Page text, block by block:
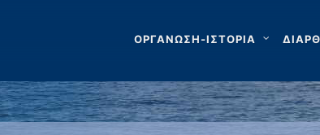
ΟΡΓΑΝΩΣΗ-ΙΣΤΟΡΙΑ